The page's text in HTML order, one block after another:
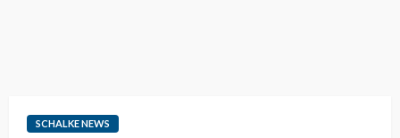
SCHALKE NEWS